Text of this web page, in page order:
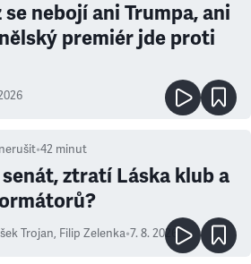
se nebojí ani Trumpa, ani
premiér jde proti
•42 minut
ztratí Láska klub a
Trojan, Filip Zelenka•7. 8. 2026